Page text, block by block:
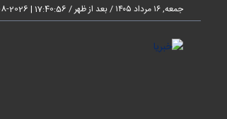
جمعه, ۱۶ مرداد ۱۴۰۵ / بعد از ظهر / 17:40:56
|
2026-08-07